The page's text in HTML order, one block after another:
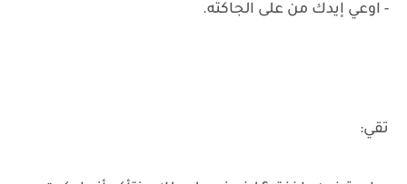
- اوعي إيدك من على الجاكته.
تقي: